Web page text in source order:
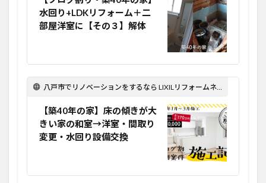
水回り+LDKリフォーム＋二
部屋洋室に【その３】解体
八戸市でリノベーションをするなら LIXILリフォームネット Optima Reform！
【築40年の家】床の傾きが大
きい家の和室→洋室・間取り
変更・水回り設備交換